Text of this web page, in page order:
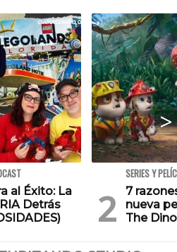
al Éxito: La
Detrás
SERIES Y
7
nueva
The